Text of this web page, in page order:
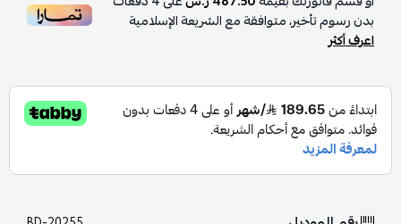
بدون رسوم تأخير، متوافقة مع الشريعة الإسلامية
اعرف أكثر